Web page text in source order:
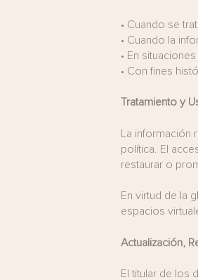
• Cuando se
• Cuando la
• En
• Con fines
Tratamiento y
La
política. El
restaurar o
En virtud de la
espacios
Actualización,
El titular de los